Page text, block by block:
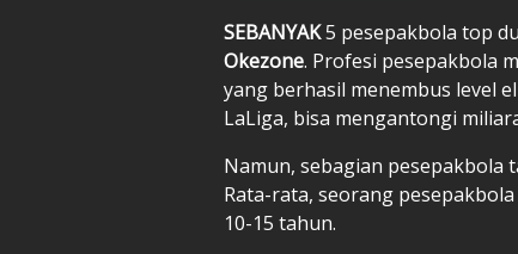
SEBANYAK5 pesepakbola top
Okezone. Profesi pesepakbola
yang berhasil menembus level
LaLiga, bisa mengantongi
Namun, sebagian pesepakbola
Rata-rata, seorang
10-15 tahun.